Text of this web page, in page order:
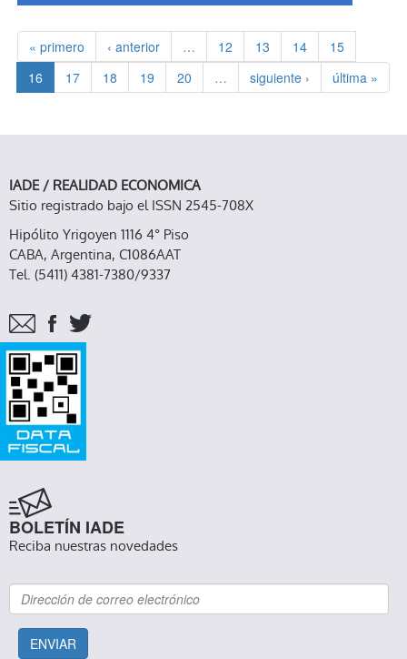
« primero ‹ anterior … 12 13 14
15
16
17 18 19 20 … siguiente › última »
IADE / REALIDAD ECONOMICA
Sitio registrado bajo el ISSN 2545-708X
Hipólito Yrigoyen 1116 4° Piso
CABA, Argentina, C1086AAT
Tel. (5411) 4381-7380/9337
BOLETÍN IADE
Reciba nuestras novedades
ENVIAR